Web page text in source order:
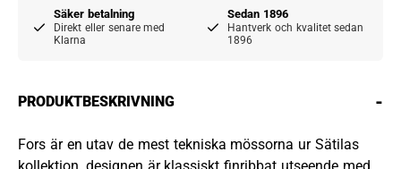
Säker betalning
Direkt eller senare med
Klarna
Sedan 1896
Hantverk och kvalitet sedan
1896
PRODUKTBESKRIVNING -
Fors är en utav de mest tekniska mössorna ur Sätilas
kollektion, designen är klassiskt finribbat utseende med